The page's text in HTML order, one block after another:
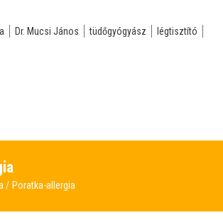
Dr. Mucsi János tüdőgyógyász
légtisztító
Poratka-allergia